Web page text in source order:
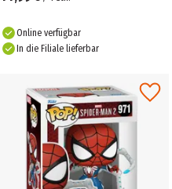
Online verfügbar
In die Filiale lieferbar